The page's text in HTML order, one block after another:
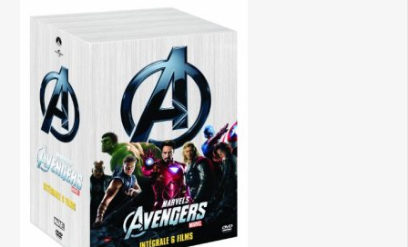
- Les essais de Robert Downey Jr. (6 min)
- Les acteurs au travail (4 min)
- Animatics (26 min)
- Mes scènes favorites
- Galerie photos
- Bonus caché
Iron Man 2
* Les dossiers du S.H.I.E.L.D. : une plongée en
profondeur dans l’Univers Marvel au cinéma (HD)
* Commentaires audio du réalisateur Jon Favreau
* Prévisualisation et Animatiques (HD)